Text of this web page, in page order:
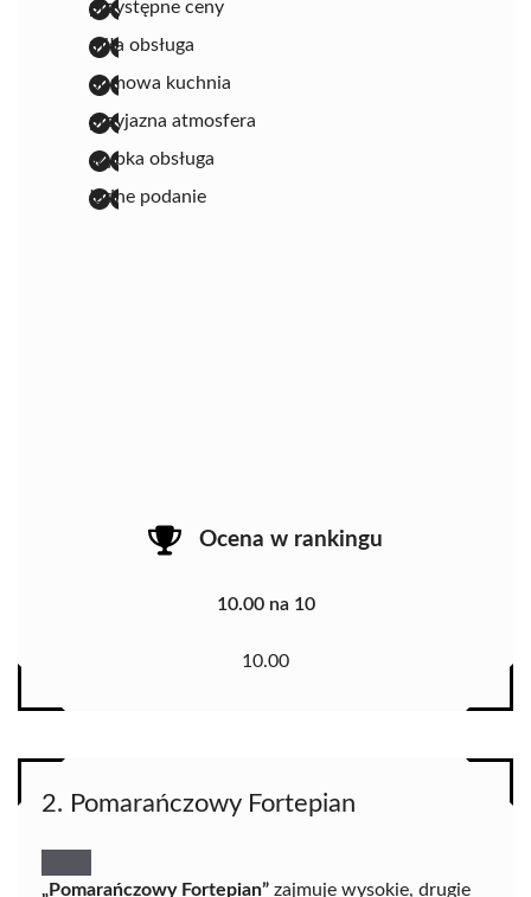
przystępne ceny
miła obsługa
domowa kuchnia
przyjazna atmosfera
szybka obsługa
ładne podanie
Ocena w rankingu
10.00 na 10
10.00
2. Pomarańczowy Fortepian
„Pomarańczowy Fortepian” zajmuje wysokie, drugie